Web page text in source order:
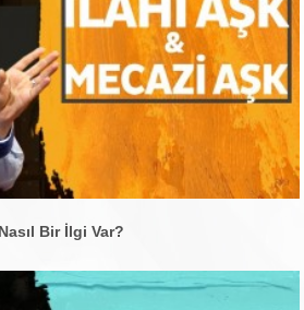
Bir İlgi Var?